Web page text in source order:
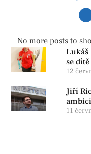
No more posts to
Lukáš
se
12
Jiří
více
11